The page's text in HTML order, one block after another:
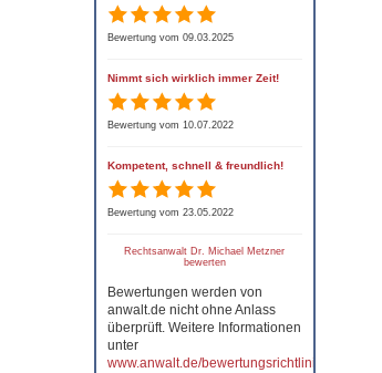
Bewertung vom 09.03.2025
Nimmt sich wirklich immer Zeit!
Bewertung vom 10.07.2022
Kompetent, schnell & freundlich!
Bewertung vom 23.05.2022
Rechtsanwalt Dr. Michael Metzner
bewerten
Bewertungen werden von
anwalt.de nicht ohne Anlass
überprüft. Weitere Informationen
unter
www.anwalt.de/bewertungsrichtlinien